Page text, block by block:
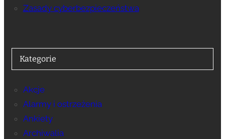
Zasady cyberbezpieczeństwa
Kategorie
Akcje
Alarmy i ostrzeżenia
Ankiety
Archiwalia